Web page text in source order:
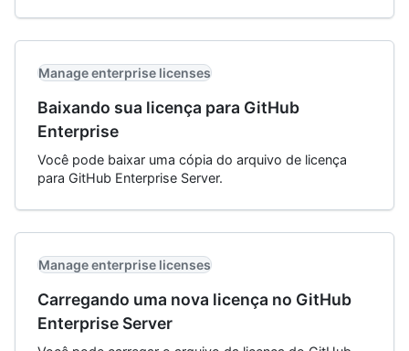
Manage enterprise licenses
Baixando sua licença para GitHub
Enterprise
Você pode baixar uma cópia do arquivo de licença
para GitHub Enterprise Server.
Manage enterprise licenses
Carregando uma nova licença no GitHub
Enterprise Server